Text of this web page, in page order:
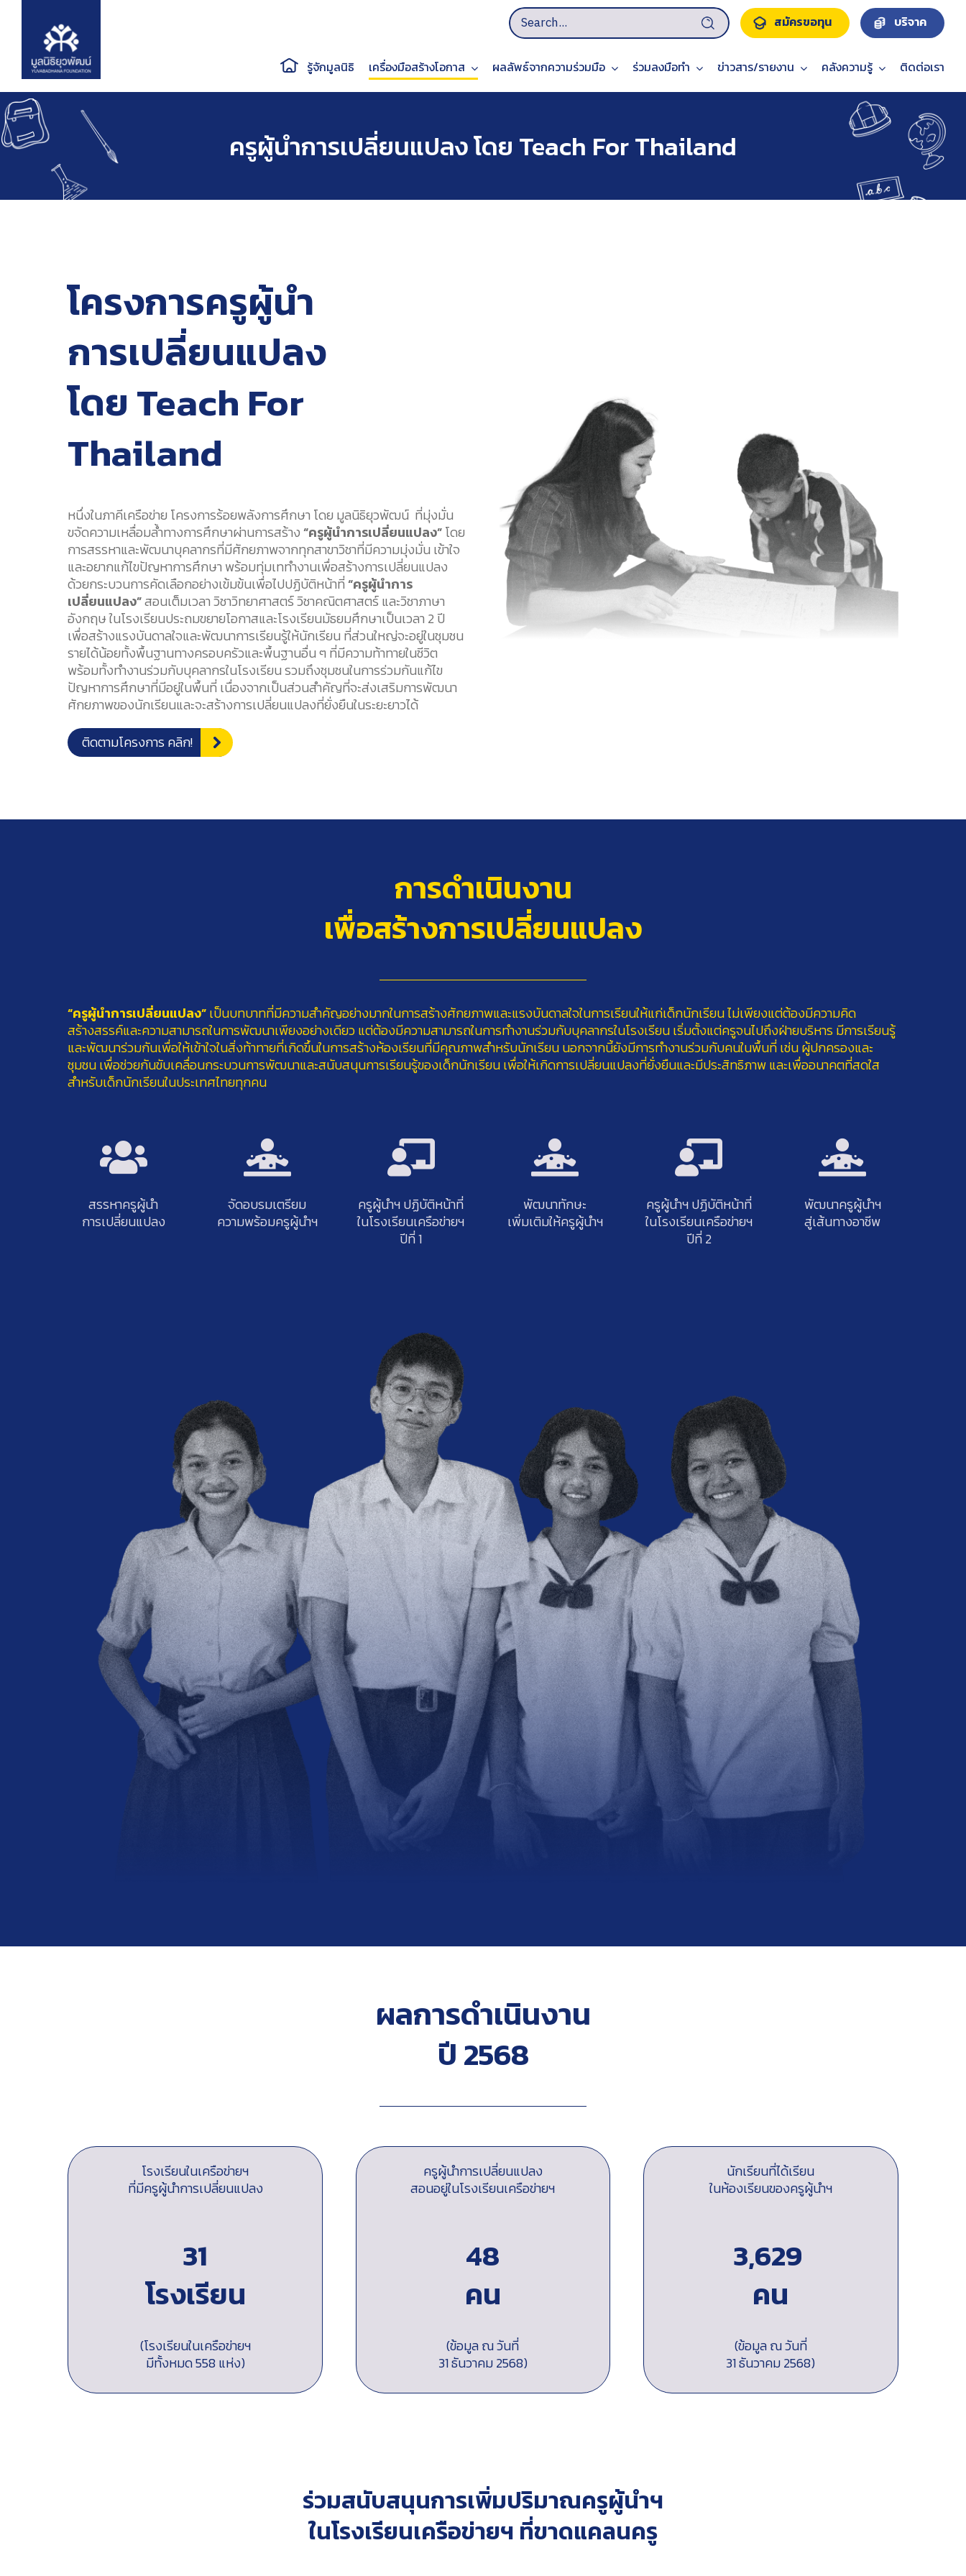
o
c
o
n
n
S
e
r
r
สมัครขอทุน บริจาค
รู้จักมูลนิธิ เครื่องมือสร้างโอกาส ผลลัพธ์จากความร่วมมือ ร่วมลงมือทำ ข่าวสาร/รายงาน คลังความรู้ ติดต่อเรา
ครูผู้นำการเปลี่ยนแปลง โดย Teach For Thailand
โครงการครูผู้นำ
การเปลี่ยนแปลง
โดย Teach For
Thailand
หนึ่งในภาคีเครือข่าย โครงการร้อยพลังการศึกษา โดย มูลนิธิยุวพัฒน์ ที่มุ่งมั่น
ขจัดความเหลื่อมล้ำทางการศึกษาผ่านการสร้าง“ครูผู้นำการเปลี่ยนแปลง”โดย
การสรรหาและพัฒนาบุคลากรที่มีศักยภาพจากทุกสาขาวิชาที่มีความมุ่งมั่น เข้าใจ
และอยากแก้ไขปัญหาการศึกษา พร้อมทุ่มเททำงานเพื่อสร้างการเปลี่ยนแปลง
ด้วยกระบวนการคัดเลือกอย่างเข้มข้นเพื่อไปปฏิบัติหน้าที่“ครูผู้นำการ
เปลี่ยนแปลง”สอนเต็มเวลา วิชาวิทยาศาสตร์ วิชาคณิตศาสตร์ และวิชาภาษา
อังกฤษ ในโรงเรียนประถมขยายโอกาสและโรงเรียนมัธยมศึกษาเป็นเวลา 2 ปี
เพื่อสร้างแรงบันดาลใจและพัฒนาการเรียนรู้ให้นักเรียน ที่ส่วนใหญ่จะอยู่ในชุมชน
รายได้น้อยทั้งพื้นฐานทางครอบครัวและพื้นฐานอื่น ๆ ที่มีความท้าทายในชีวิต
พร้อมทั้งทำงานร่วมกับบุคลากรในโรงเรียน รวมถึงชุมชนในการร่วมกันแก้ไข
ปัญหาการศึกษาที่มีอยู่ในพื้นที่ เนื่องจากเป็นส่วนสำคัญที่จะส่งเสริมการพัฒนา
ศักยภาพของนักเรียนและจะสร้างการเปลี่ยนแปลงที่ยั่งยืนในระยะยาวได้
ติดตามโครงการ คลิก!
การดำเนินงาน
เพื่อสร้างการเปลี่ยนแปลง
“ครูผู้นำการเปลี่ยนแปลง”เป็นบทบาทที่มีความสำคัญอย่างมากในการสร้างศักยภาพและแรงบันดาลใจในการเรียนให้แก่เด็กนักเรียน ไม่เพียงแต่ต้องมีความคิด
สร้างสรรค์และความสามารถในการพัฒนาเพียงอย่างเดียว แต่ต้องมีความสามารถในการทำงานร่วมกับบุคลากรในโรงเรียน เริ่มตั้งแต่ครูจนไปถึงฝ่ายบริหาร มีการเรียนรู้
และพัฒนาร่วมกันเพื่อให้เข้าใจในสิ่งท้าทายที่เกิดขึ้นในการสร้างห้องเรียนที่มีคุณภาพสำหรับนักเรียน นอกจากนี้ยังมีการทำงานร่วมกับคนในพื้นที่ เช่น ผู้ปกครองและ
ชุมชน เพื่อช่วยกันขับเคลื่อนกระบวนการพัฒนาและสนับสนุนการเรียนรู้ของเด็กนักเรียน เพื่อให้เกิดการเปลี่ยนแปลงที่ยั่งยืนและมีประสิทธิภาพ และเพื่ออนาคตที่สดใส
สำหรับเด็กนักเรียนในประเทศไทยทุกคน
สรรหาครูผู้นํา
การเปลี่ยนแปลง
จัดอบรมเตรียม
ความพร้อมครูผู้นำฯ
ครูผู้นำฯ ปฏิบัติหน้าที่
ในโรงเรียนเครือข่ายฯ
ปีที่ 1
พัฒนาทักษะ
เพิ่มเติมให้ครูผู้นำฯ
ครูผู้นำฯ ปฏิบัติหน้าที่
ในโรงเรียนเครือข่ายฯ
ปีที่ 2
พัฒนาครูผู้นำฯ
สู่เส้นทางอาชีพ
ผลการดำเนินงาน
ปี 2568
โรงเรียนในเครือข่ายฯ
ที่มีครูผู้นำการเปลี่ยนแปลง
31
โรงเรียน
(โรงเรียนในเครือข่ายฯ
มีทั้งหมด 558 แห่ง)
ครูผู้นำการเปลี่ยนแปลง
สอนอยู่ในโรงเรียนเครือข่ายฯ
48
คน
(ข้อมูล ณ วันที่
31 ธันวาคม 2568)
นักเรียนที่ได้เรียน
ในห้องเรียนของครูผู้นำฯ
3,629
คน
(ข้อมูล ณ วันที่
31 ธันวาคม 2568)
ร่วมสนับสนุนการเพิ่มปริมาณครูผู้นำฯ
ในโรงเรียนเครือข่ายฯ ที่ขาดแคลนครู